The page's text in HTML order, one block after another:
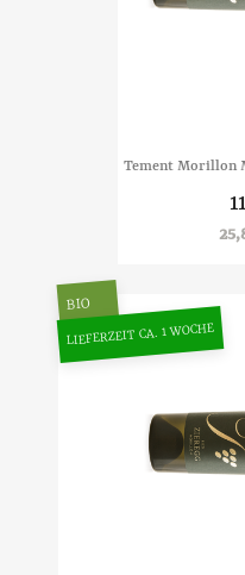
Tement Morillon
BIO
LIEFERZEIT CA. 1 WOCHE